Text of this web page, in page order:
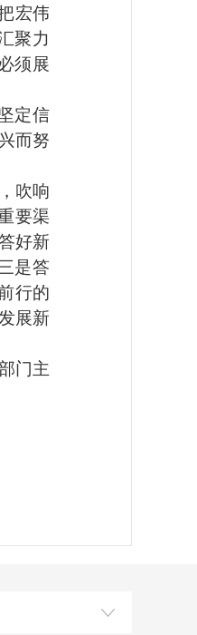
宏伟
聚力
须展
定信
而努
吹响
要渠
好新
是答
行的
展新
门主